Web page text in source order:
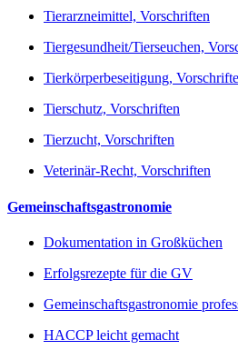
Tierarzneimittel, Vorschriften
Tiergesundheit/Tierseuchen,
Tierkörperbeseitigung,
Tierschutz, Vorschriften
Tierzucht, Vorschriften
Veterinär-Recht, Vorschriften
Gemeinschaftsgastronomie
Dokumentation in Großküchen
Erfolgsrezepte für die GV
Gemeinschaftsgastronomie
HACCP leicht gemacht